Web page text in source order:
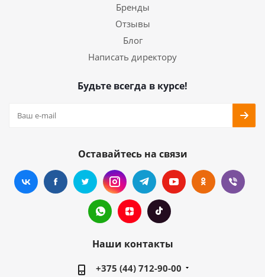
Бренды
Отзывы
Блог
Написать директору
Будьте всегда в курсе!
Оставайтесь на связи
Наши контакты
+375 (44) 712-90-00